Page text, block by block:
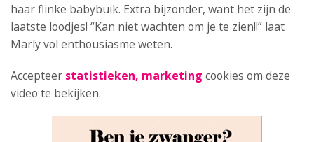
haar flinke babybuik. Extra bijzonder, want het zijn de
laatste loodjes! “Kan niet wachten om je te zien!!” laat
Marly vol enthousiasme weten.
Accepteer statistieken, marketing cookies om deze
video te bekijken.